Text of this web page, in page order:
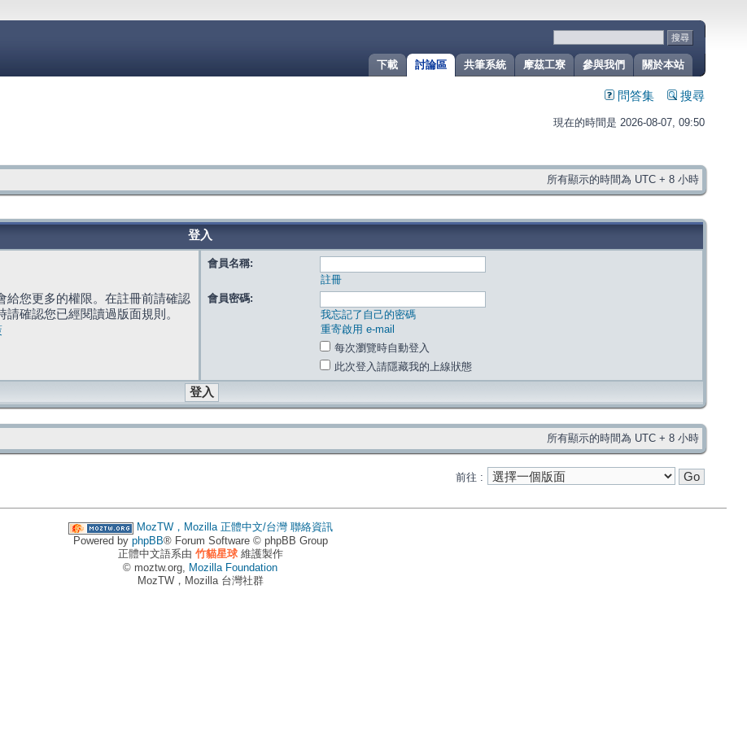
關於本站
參與我們
摩茲工寮
共筆系統
討論區
下載
問答集 搜尋
現在的時間是 2026-08-07, 09:50
所有顯示的時間為 UTC + 8 小時
登入
給您更多的權限。在註冊前請確認
確認您已經閱讀過版面規則。
會員名稱:
註冊
會員密碼:
我忘記了自己的密碼
重寄啟用 e-mail
每次瀏覽時自動登入
此次登入請隱藏我的上線狀態
所有顯示的時間為 UTC + 8 小時
前往 :
MozTW，Mozilla 正體中文/台灣 聯絡資訊
Powered by phpBB® Forum Software © phpBB Group
正體中文語系由 竹貓星球維護製作
© moztw.org, Mozilla Foundation
MozTW，Mozilla 台灣社群